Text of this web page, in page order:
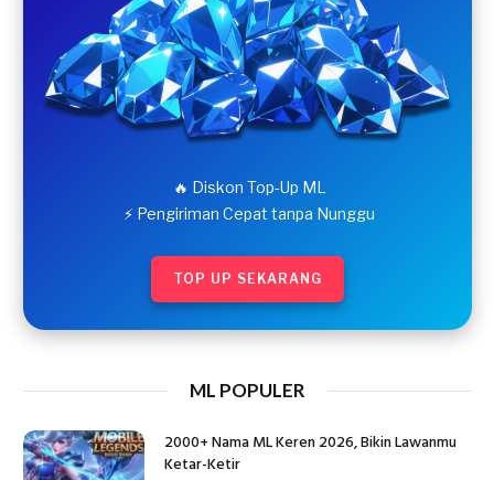
🔥 Diskon Top-Up ML
⚡ Pengiriman Cepat tanpa Nunggu
TOP UP SEKARANG
ML POPULER
2000+ Nama ML Keren 2026, Bikin Lawanmu
Ketar-Ketir